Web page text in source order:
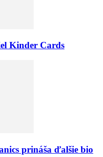
Kinder Cards
prináša ďalšie bio